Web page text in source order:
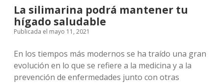
La silimarina podrá mantener tu
hígado saludable
Publicada el mayo 11, 2021
En los tiempos más modernos se ha traído una gran
evolución en lo que se refiere a la medicina y a la
prevención de enfermedades junto con otras